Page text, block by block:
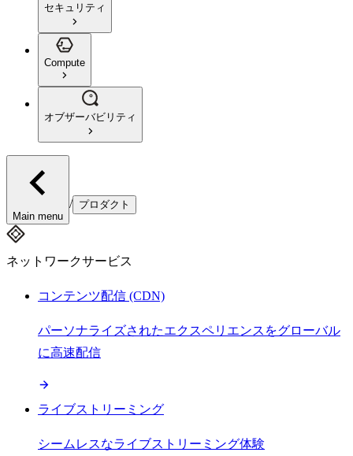
セキュリティ
Compute
オブザーバビリティ
Main menu
/ プロダクト
ネットワークサービス
コンテンツ配信 (CDN)
パーソナライズされたエクスペリエンスをグローバル
に高速配信
ライブストリーミング
シームレスなライブストリーミング体験